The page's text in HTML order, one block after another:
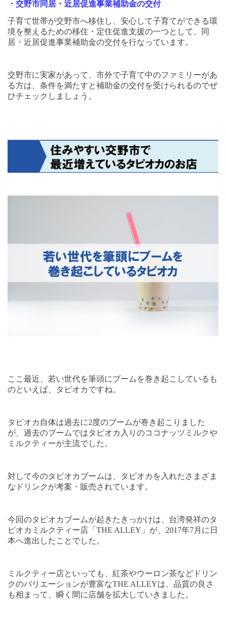
・交野市同居・近居促進事業補助金の交付
子育て世帯が交野市へ移住し、安心して子育てができる環
境を整えるための移住・定住促進支援の一つとして、同
居・近居促進事業補助金の交付を行なっています。
交野市に実家があって、市外で子育て中のファミリーがあ
る方は、条件を満たすと補助金の交付を受けられるのでぜ
ひチェックしましょう。
ここ最近、若い世代を筆頭にブームを巻き起こしているも
のといえば、タピオカですね。
タピオカ自体は過去に2度のブームが巻き起こりました
が、過去のブームではタピオカ入りのココナッツミルクや
ミルクティーが主流でした。
対して今のタピオカブームは、タピオカを入れたさまざま
なドリンクが考案・販売されています。
今回のタピオカブームが起きたきっかけは、台湾発祥のタ
ピオカミルクティー店「 THE ALLEY 」が、 2017年7月に日
本へ進出したことでした。
ミルクティー店といっても、紅茶やウーロン茶などドリン
クのバリエーションが豊富なTHE ALLEYは、品質の良さ
も相まって、瞬く間に店舗を拡大していきました。